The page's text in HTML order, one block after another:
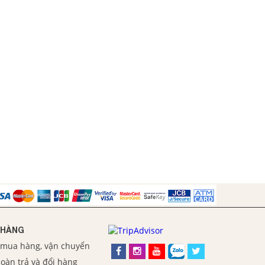
hàng, vận chuyển
trả và đổi hàng